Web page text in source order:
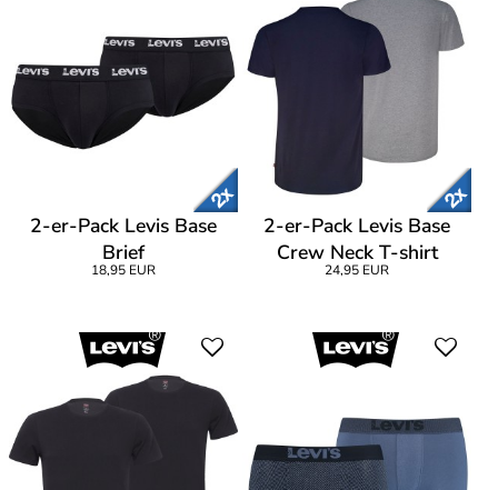
2-er-Pack Levis Base
Brief
18,95 EUR
2-er-Pack Levis Base
Crew Neck T-shirt
24,95 EUR